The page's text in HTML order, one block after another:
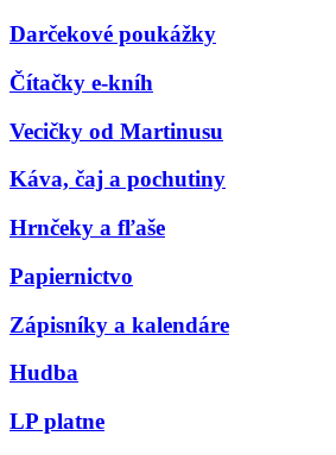
Darčekové poukážky
Čítačky e-kníh
Vecičky od Martinusu
Káva, čaj a pochutiny
Hrnčeky a fľaše
Papiernictvo
Zápisníky a kalendáre
Hudba
LP platne